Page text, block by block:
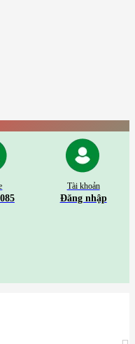
Tài khoản
Đăng nhập